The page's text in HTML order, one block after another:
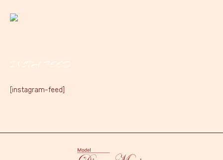
INSTA FEED
[instagram-feed]